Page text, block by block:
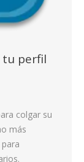
tu perfil
colgar su
más